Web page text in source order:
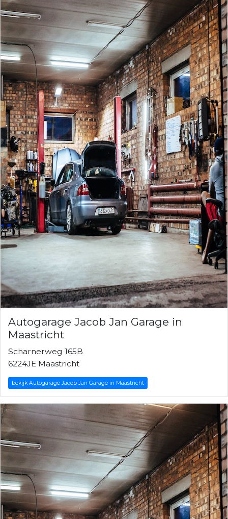
Autogarage Jacob Jan Garage in
Maastricht
Scharnerweg 165B
6224JE Maastricht
bekijk Autogarage Jacob Jan Garage in Maastricht